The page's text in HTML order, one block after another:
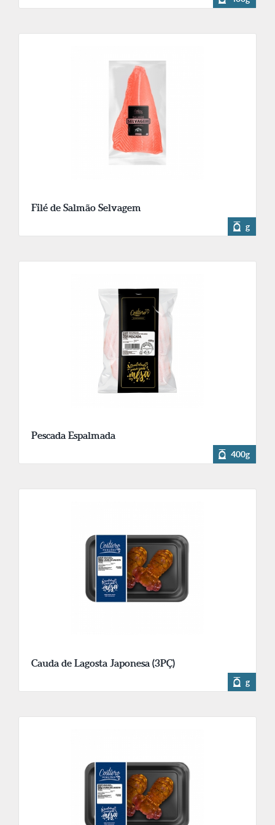
Filé de Salmão Selvagem
g
Pescada Espalmada
400g
Cauda de Lagosta Japonesa (3PÇ)
g